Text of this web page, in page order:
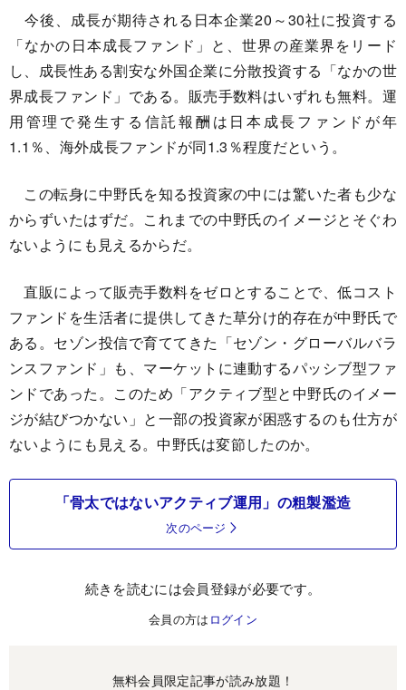
今後、成長が期待される日本企業20～30社に投資する
「なかの日本成長ファンド」と、世界の産業界をリード
し、成長性ある割安な外国企業に分散投資する「なかの世
界成長ファンド」である。販売手数料はいずれも無料。運
用管理で発生する信託報酬は日本成長ファンドが年
1.1％、海外成長ファンドが同1.3％程度だという。
この転身に中野氏を知る投資家の中には驚いた者も少な
からずいたはずだ。これまでの中野氏のイメージとそぐわ
ないようにも見えるからだ。
直販によって販売手数料をゼロとすることで、低コスト
ファンドを生活者に提供してきた草分け的存在が中野氏で
ある。セゾン投信で育ててきた「セゾン・グローバルバラ
ンスファンド」も、マーケットに連動するパッシブ型ファ
ンドであった。このため「アクティブ型と中野氏のイメー
ジが結びつかない」と一部の投資家が困惑するのも仕方が
ないようにも見える。中野氏は変節したのか。
「骨太ではないアクティブ運用」の粗製濫造
次のページ
続きを読むには会員登録が必要です。
会員の方は ログイン
無料会員限定記事が読み放題！